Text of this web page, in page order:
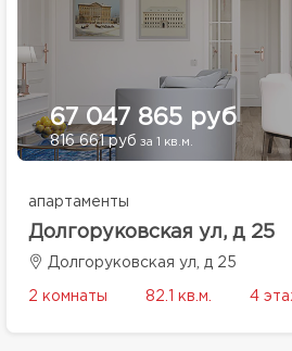
67 047 865 руб
816 661 руб за 1 кв.м.
апартаменты
Долгоруковская ул, д 25
Долгоруковская ул, д 25
2 комнаты 82.1 кв.м. 4